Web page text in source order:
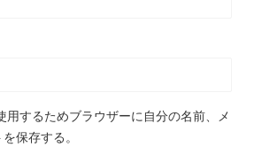
用するためブラウザーに自分の名前、メ
保存する。